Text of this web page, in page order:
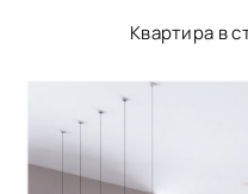
Квартира в